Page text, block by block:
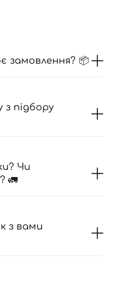
замовлення? 📦
підбору
Чи
🚛
з вами